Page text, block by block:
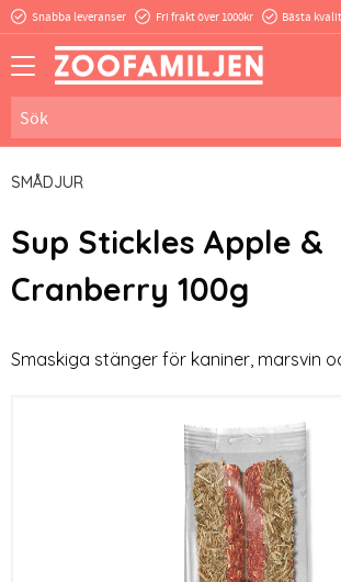
Snabba leveranser Fri frakt över 1000kr Bästa
SMÅDJUR
Sup Stickles Apple &
Cranberry 100g
Smaskiga stänger för kaniner, marsvin